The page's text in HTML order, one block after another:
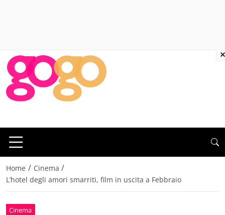
Home / Cinema /
L’hotel degli amori smarriti, film in uscita a Febbraio
Cinema
×